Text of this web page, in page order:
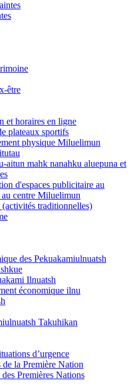
être
et horaires en ligne
plateaux sportifs
physique Miluelimun
aitun mahk nanahku aluepuna et
d'espaces publicitaire au
centre Miluelimun
traditionnelles)
des Pekuakamiulnuatsh
Ilnuatsh
économique ilnu
Takuhikan
d’urgence
de la Première Nation
Premières Nations